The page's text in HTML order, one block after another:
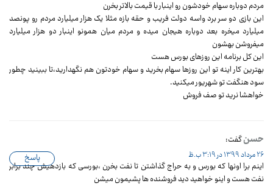
مردم دوباره سهام خودشون رو اینبار با قیمت بالاتر بخرن
این بازی دو سر برد واسه دولت فریب و حقه بازه مثلا یک هزار میلیارد مردم رو پونصد
میلیارد میخره بعد دوباره هیجان میده و مردم میان همونو اینبار دو هزار میلیارد
میفروشن بهشون
این کل برنامه این روزهای بورس هست
بهترین کار اینه تو این روزها سهام بخرید و سهام خودتون هم نگهدارید،تا ببینید چطور
سود هنگفت تو شهریور میکنید.
خواهشا نرید تو صف فروش
حسنگفت:
26 مرداد 1399 در 3:19 ب.ظ
اینم برا اونها که بورس و به حراج گذاشتن تا نفت بخرن ،بورسی که بازدهیش چند برابر
نفت هست و اینو خواهید دید فروشنده ها پشیمون میشن
پاسخ